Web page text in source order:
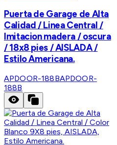
Puerta de Garage de Alta
Calidad / Linea Central /
Imitacion madera / oscura
/ 18x8 pies / AISLADA /
Estilo Americana.
APDOOR-188BAPDOOR-
188B